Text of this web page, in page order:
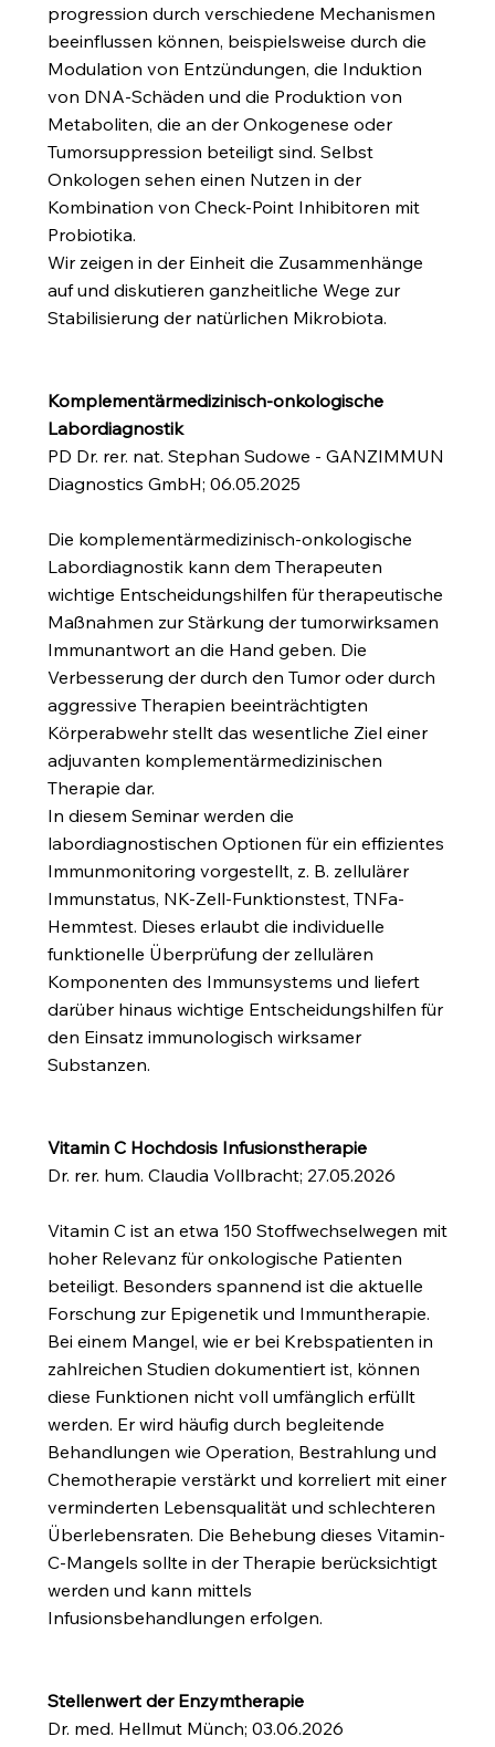
progression durch verschiedene Mechanismen
beeinflussen können, beispielsweise durch die
Modulation von Entzündungen, die Induktion
von DNA-Schäden und die Produktion von
Metaboliten, die an der Onkogenese oder
Tumorsuppression beteiligt sind. Selbst
Onkologen sehen einen Nutzen in der
Kombination von Check-Point Inhibitoren mit
Probiotika.
Wir zeigen in der Einheit die Zusammenhänge
auf und diskutieren ganzheitliche Wege zur
Stabilisierung der natürlichen Mikrobiota.
Komplementärmedizinisch-onkologische
Labordiagnostik
PD Dr. rer. nat. Stephan Sudowe - GANZIMMUN
Diagnostics GmbH; 06.05.2025
Die komplementärmedizinisch-onkologische
Labordiagnostik kann dem Therapeuten
wichtige Entscheidungshilfen für therapeutische
Maßnahmen zur Stärkung der tumorwirksamen
Immunantwort an die Hand geben. Die
Verbesserung der durch den Tumor oder durch
aggressive Therapien beeinträchtigten
Körperabwehr stellt das wesentliche Ziel einer
adjuvanten komplementärmedizinischen
Therapie dar.
In diesem Seminar werden die
labordiagnostischen Optionen für ein effizientes
Immunmonitoring vorgestellt, z. B. zellulärer
Immunstatus, NK-Zell-Funktionstest, TNFa-
Hemmtest. Dieses erlaubt die individuelle
funktionelle Überprüfung der zellulären
Komponenten des Immunsystems und liefert
darüber hinaus wichtige Entscheidungshilfen für
den Einsatz immunologisch wirksamer
Substanzen.
Vitamin C Hochdosis Infusionstherapie
Dr. rer. hum. Claudia Vollbracht; 27.05.2026
Vitamin C ist an etwa 150 Stoffwechselwegen mit
hoher Relevanz für onkologische Patienten
beteiligt. Besonders spannend ist die aktuelle
Forschung zur Epigenetik und Immuntherapie.
Bei einem Mangel, wie er bei Krebspatienten in
zahlreichen Studien dokumentiert ist, können
diese Funktionen nicht voll umfänglich erfüllt
werden. Er wird häufig durch begleitende
Behandlungen wie Operation, Bestrahlung und
Chemotherapie verstärkt und korreliert mit einer
verminderten Lebensqualität und schlechteren
Überlebensraten. Die Behebung dieses Vitamin-
C-Mangels sollte in der Therapie berücksichtigt
werden und kann mittels
Infusionsbehandlungen erfolgen.
Stellenwert der Enzymtherapie
Dr. med. Hellmut Münch; 03.06.2026